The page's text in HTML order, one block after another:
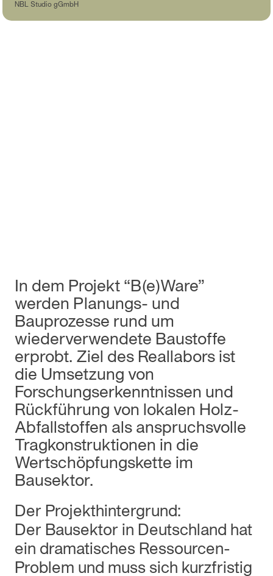
NBL Studio gGmbH
In dem Projekt “B(e)Ware”
werden Planungs- und
Bauprozesse rund um
wiederverwendete Baustoffe
erprobt. Ziel des Reallabors ist
die Umsetzung von
Forschungserkenntnissen und
Rückführung von lokalen Holz-
Abfallstoffen als anspruchsvolle
Tragkonstruktionen in die
Wertschöpfungskette im
Bausektor.
Der Projekthintergrund:
Der Bausektor in Deutschland hat
ein dramatisches Ressourcen-
Problem und muss sich kurzfristig